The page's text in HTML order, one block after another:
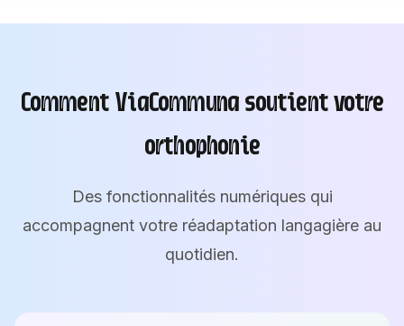
Comment ViaCommuna soutient votre
orthophonie
Des fonctionnalités numériques qui
accompagnent votre réadaptation langagière au
quotidien.